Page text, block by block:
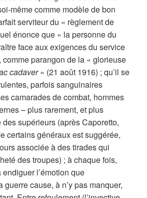
même comme modèle de bon
serviteur du « règlement de
énonce que « la personne du
face aux exigences du service
comme parangon de la « glorieuse
cadaver» (21 août 1916) ; qu’il se
parfois sanguinaires
camarades de combat, hommes
– plus rarement, et plus
supérieurs (après Caporetto,
certains généraux est suggérée,
associée à des tirades qui
des troupes) ; à chaque fois,
l’émotion que
guerre cause, à n’y pas manquer,